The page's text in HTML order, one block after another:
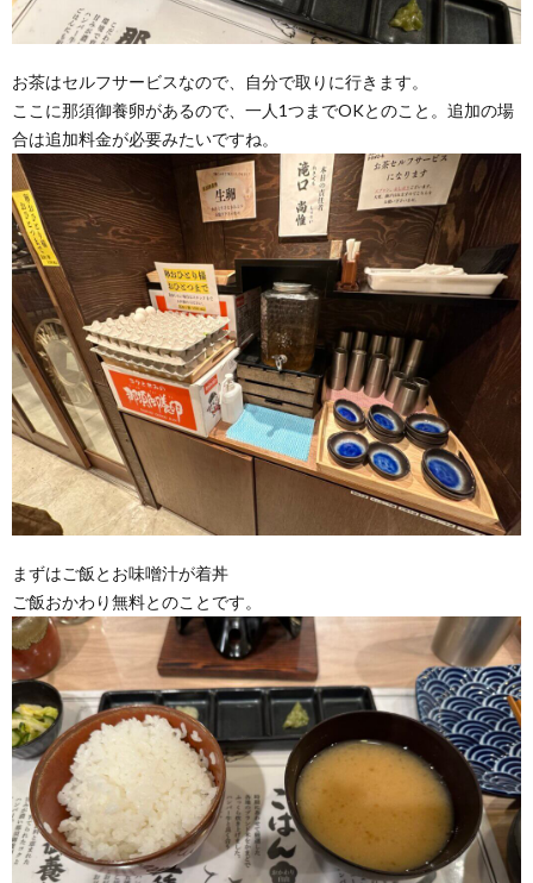
お茶はセルフサービスなので、自分で取りに行きます。
ここに那須御養卵があるので、一人1つまでOKとのこと。追加の場
合は追加料金が必要みたいですね。
まずはご飯とお味噌汁が着丼
ご飯おかわり無料とのことです。